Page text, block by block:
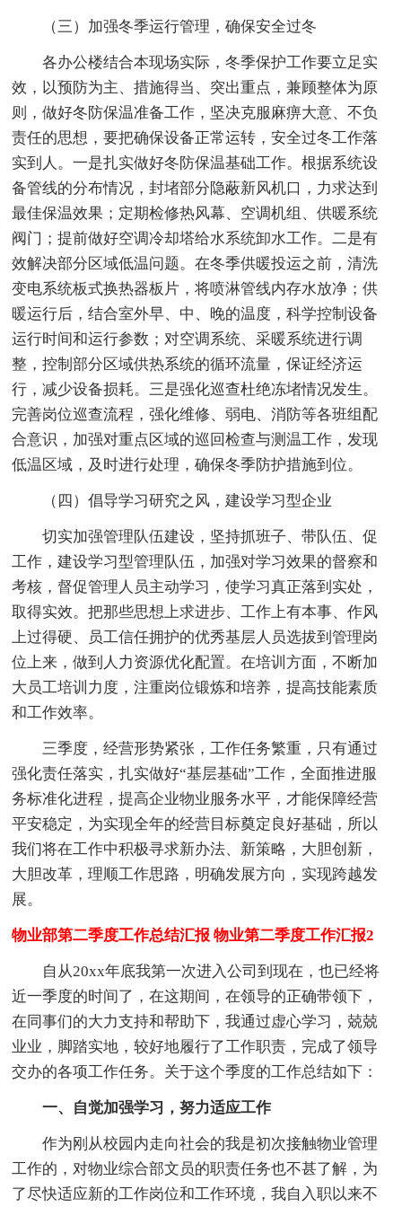
（三）加强冬季运行管理，确保安全过冬
各办公楼结合本现场实际，冬季保护工作要立足实
效，以预防为主、措施得当、突出重点，兼顾整体为原
则，做好冬防保温准备工作，坚决克服麻痹大意、不负
责任的思想，要把确保设备正常运转，安全过冬工作落
实到人。一是扎实做好冬防保温基础工作。根据系统设
备管线的分布情况，封堵部分隐蔽新风机口，力求达到
最佳保温效果；定期检修热风幕、空调机组、供暖系统
阀门；提前做好空调冷却塔给水系统卸水工作。二是有
效解决部分区域低温问题。在冬季供暖投运之前，清洗
变电系统板式换热器板片，将喷淋管线内存水放净；供
暖运行后，结合室外早、中、晚的温度，科学控制设备
运行时间和运行参数；对空调系统、采暖系统进行调
整，控制部分区域供热系统的循环流量，保证经济运
行，减少设备损耗。三是强化巡查杜绝冻堵情况发生。
完善岗位巡查流程，强化维修、弱电、消防等各班组配
合意识，加强对重点区域的巡回检查与测温工作，发现
低温区域，及时进行处理，确保冬季防护措施到位。
（四）倡导学习研究之风，建设学习型企业
切实加强管理队伍建设，坚持抓班子、带队伍、促
工作，建设学习型管理队伍，加强对学习效果的督察和
考核，督促管理人员主动学习，使学习真正落到实处，
取得实效。把那些思想上求进步、工作上有本事、作风
上过得硬、员工信任拥护的优秀基层人员选拔到管理岗
位上来，做到人力资源优化配置。在培训方面，不断加
大员工培训力度，注重岗位锻炼和培养，提高技能素质
和工作效率。
三季度，经营形势紧张，工作任务繁重，只有通过
强化责任落实，扎实做好“基层基础”工作，全面推进服
务标准化进程，提高企业物业服务水平，才能保障经营
平安稳定，为实现全年的经营目标奠定良好基础，所以
我们将在工作中积极寻求新办法、新策略，大胆创新，
大胆改革，理顺工作思路，明确发展方向，实现跨越发
展。
物业部第二季度工作总结汇报 物业第二季度工作汇报2
自从20xx年底我第一次进入公司到现在，也已经将
近一季度的时间了，在这期间，在领导的正确带领下，
在同事们的大力支持和帮助下，我通过虚心学习，兢兢
业业，脚踏实地，较好地履行了工作职责，完成了领导
交办的各项工作任务。关于这个季度的工作总结如下：
一、自觉加强学习，努力适应工作
作为刚从校园内走向社会的我是初次接触物业管理
工作的，对物业综合部文员的职责任务也不甚了解，为
了尽快适应新的工作岗位和工作环境，我自入职以来不